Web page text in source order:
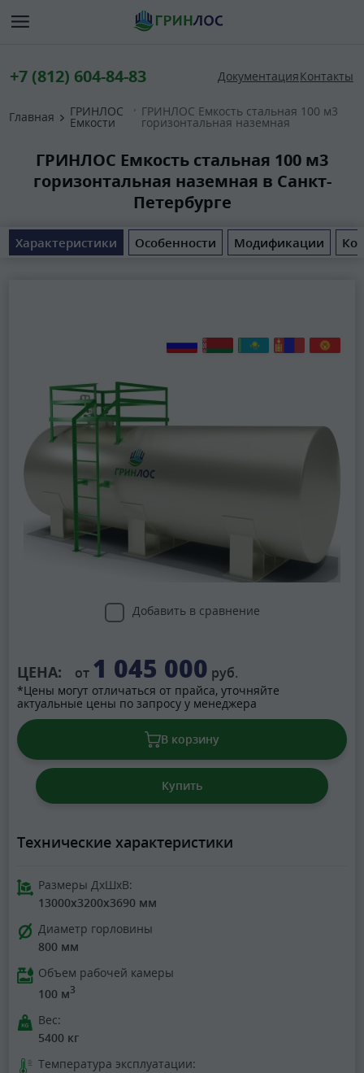
+7 (812) 604-84-83 ДокументацияКонтакты
Главная ГРИНЛОС
Емкости
ГРИНЛОС Емкость стальная 100 м3
горизонтальная наземная
ГРИНЛОС Емкость стальная 100 м3
горизонтальная наземная в Санкт-
Петербурге
Характеристики Особенности Модификации
Добавить в сравнение
ЦЕНА: от 1 045 000 руб.
*Цены могут отличаться от прайса, уточняйте
актуальные цены по запросу у менеджера
В корзину
Купить
Технические характеристики
Размеры ДхШхВ:
13000x3200x3690 мм
Диаметр горловины
800 мм
Объем рабочей камеры
100 м3
Вес:
5400 кг
Температура эксплуатации: